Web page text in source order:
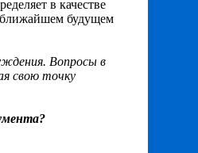
в качестве
ближайшем будущем
Вопросы в
свою точку